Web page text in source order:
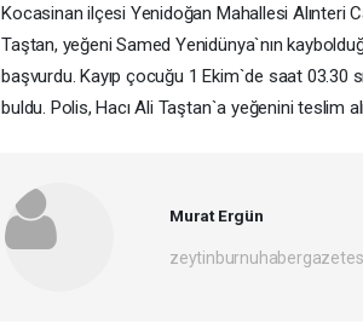
Kocasinan ilçesi Yenidoğan Mahallesi Alınteri
Taştan, yeğeni Samed Yenidünya`nın
başvurdu. Kayıp çocuğu 1 Ekim`de saat 03.30
buldu. Polis, Hacı Ali Taştan`a yeğenini teslim
Murat Ergün